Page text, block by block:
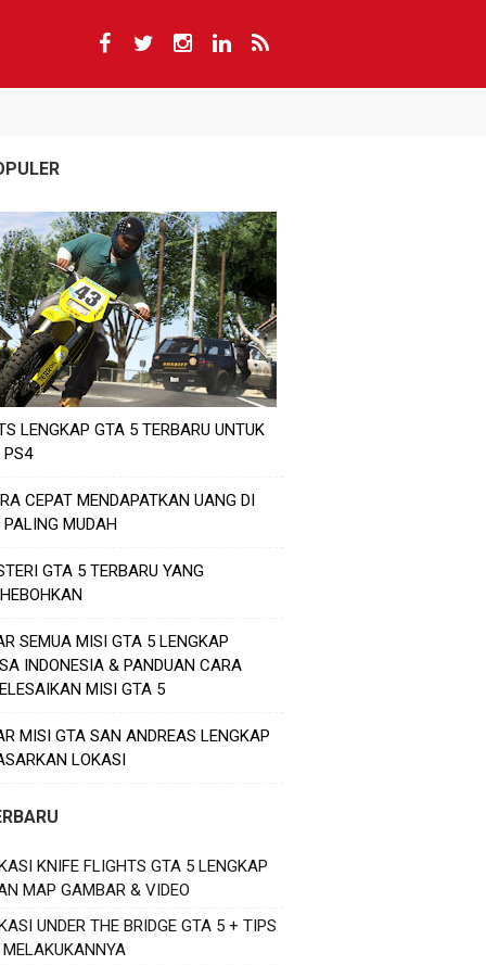
LENGKAP GTA 5 TERBARU UNTUK
PS4
CEPAT MENDAPATKAN UANG DI
MUDAH
GTA 5 TERBARU YANG
SEMUA MISI GTA 5 LENGKAP
INDONESIA & PANDUAN CARA
MISI GTA 5
MISI GTA SAN ANDREAS LENGKAP
LOKASI
KNIFE FLIGHTS GTA 5 LENGKAP
MAP GAMBAR & VIDEO
UNDER THE BRIDGE GTA 5 + TIPS